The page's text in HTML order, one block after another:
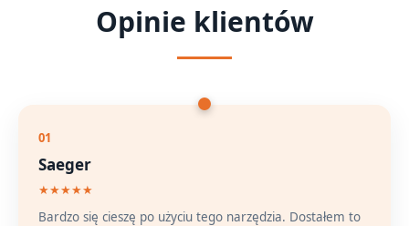
Opinie klientów
01
Saeger
★★★★★
Bardzo się cieszę po użyciu tego narzędzia. Dostałem to